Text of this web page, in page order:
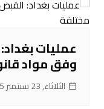
وفق مواد
الثلاثاء, 23 سبتمبر 2025, 22:54